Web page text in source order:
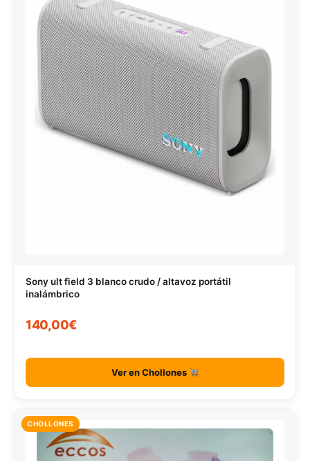
Sony ult field 3 blanco crudo / altavoz portátil
inalámbrico
140,00€
Ver en Chollones
CHOLLONES